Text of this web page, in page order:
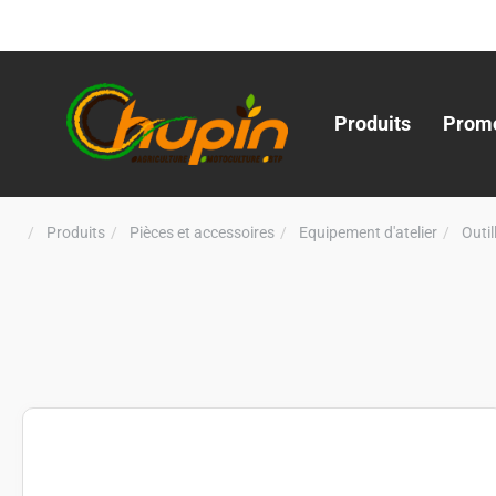
Produits
Produits Pièces et accessoires Equipement d'atelier